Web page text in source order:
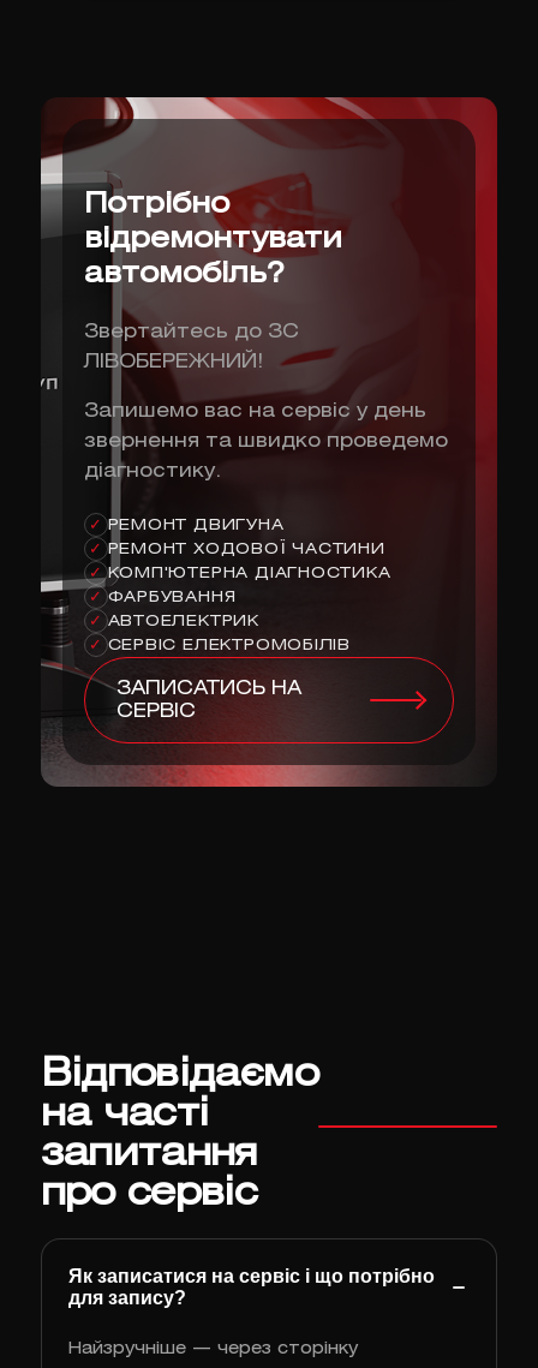
Потрібно
відремонтувати
автомобіль?
Звертайтесь до ЗС
ЛІВОБЕРЕЖНИЙ!
Запишемо вас на сервіс у день
звернення та швидко проведемо
діагностику.
✓ РЕМОНТ ДВИГУНА
✓ РЕМОНТ ХОДОВОЇ ЧАСТИНИ
✓ КОМП'ЮТЕРНА ДІАГНОСТИКА
✓ ФАРБУВАННЯ
✓ АВТОЕЛЕКТРИК
✓ СЕРВІС ЕЛЕКТРОМОБІЛІВ
ЗАПИСАТИСЬ НА
СЕРВІС
Відповідаємо
на часті
запитання
про сервіс
Як записатися на сервіс і що потрібно
для запису?
Найзручніше — через сторінку